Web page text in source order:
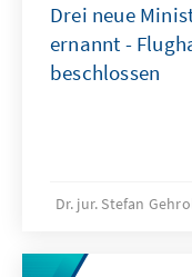
Drei neue
ernannt -
beschlossen
Dr. jur. Stefan